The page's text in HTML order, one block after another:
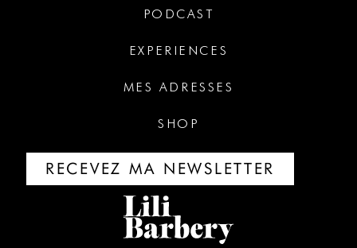
PODCAST
EXPERIENCES
MES ADRESSES
SHOP
RECEVEZ MA NEWSLETTER